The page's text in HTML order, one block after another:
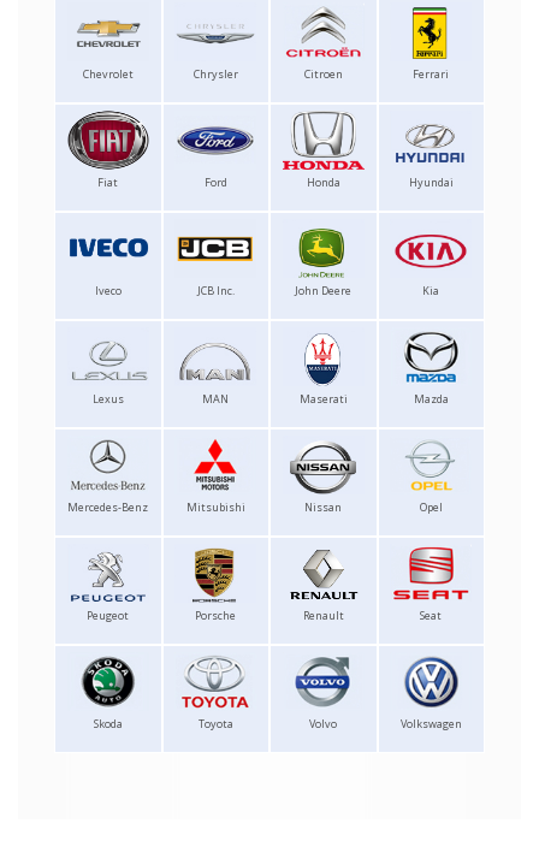
Chevrolet Chrysler Citroen Ferrari
Fiat Ford Honda Hyundai
Iveco JCB Inc. John Deere Kia
Lexus MAN Maserati Mazda
Mercedes-Benz Mitsubishi Nissan Opel
Peugeot Porsche Renault Seat
Skoda Toyota Volvo Volkswagen